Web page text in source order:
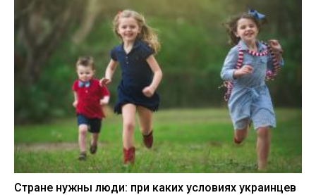
Стране нужны люди: при каких условиях украинцев